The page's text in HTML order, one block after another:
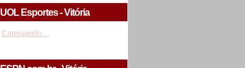
UOL Esportes - Vitória
Carregando...